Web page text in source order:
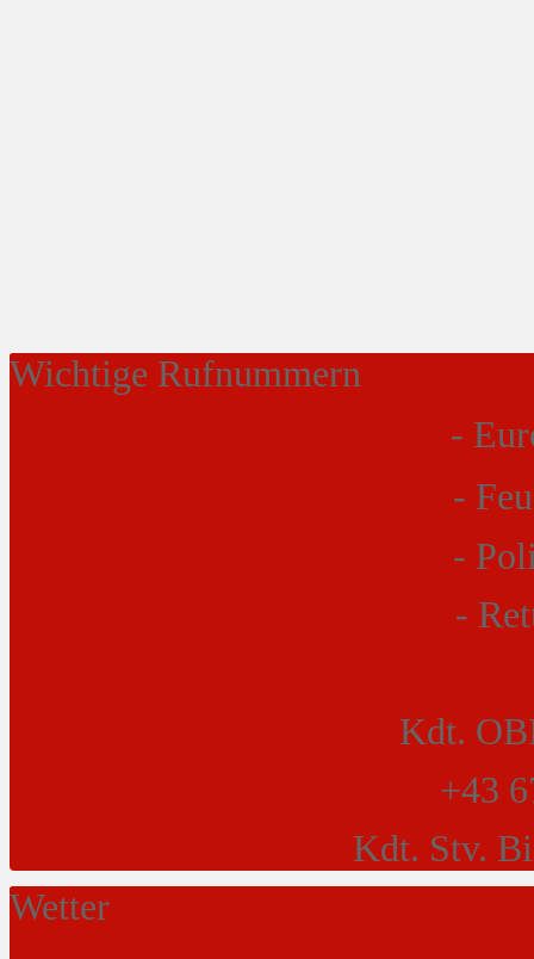
Wichtige Rufnummern
-
-
-
-
Kdt.
+43
Kdt. Stv.
Wetter